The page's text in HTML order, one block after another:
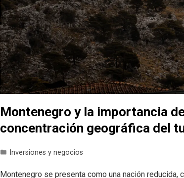
Montenegro y la importancia
concentración geográfica del
Inversiones y negocios
Montenegro se presenta como una nación reducida,